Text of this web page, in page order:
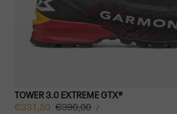
TOWER 3.0 EXTREME GTX®
Verkaufspreis
€331,50 Regulärer
€390,00 STÜCKPREIS
/